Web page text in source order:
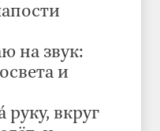
на звук:
и
руку, вкруг